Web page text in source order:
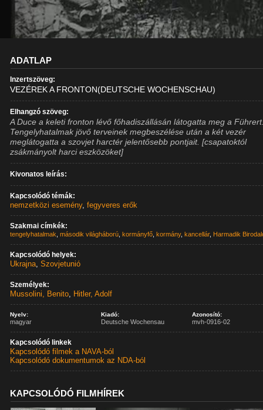
ADATLAP
Inzertszöveg:
VEZÉREK A FRONTON(DEUTSCHE WOCHENSCHAU)
Elhangzó szöveg:
A Duce a keleti fronton lévő főhadiszállásán látogatta meg a
Tengelyhatalmak jövő terveinek megbeszélése után a két vezér
meglátogatta a szovjet harctér jelentősebb pontjait. [csapatoktól
zsákmányolt harci eszközöket]
Kivonatos leírás:
Kapcsolódó témák:
nemzetközi esemény,fegyveres erők
Szakmai címkék:
tengelyhatalmak ,második világháború ,kormányfő ,kormány,kancellár, Harmadik
Kapcsolódó helyek:
Ukrajna,Szovjetunió
Személyek:
Mussolini, Benito, Hitler, Adolf
Nyelv:
magyar
Kiadó:
Deutsche Wochensau
Azonosító:
mvh-0916-02
Kapcsolódó linkek
Kapcsolódó filmek a NAVA-ból
Kapcsolódó dokumentumok az NDA-ból
KAPCSOLÓDÓ FILMHÍREK